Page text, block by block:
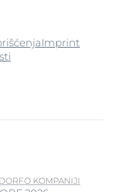
Imprint
O KOMPANIJI